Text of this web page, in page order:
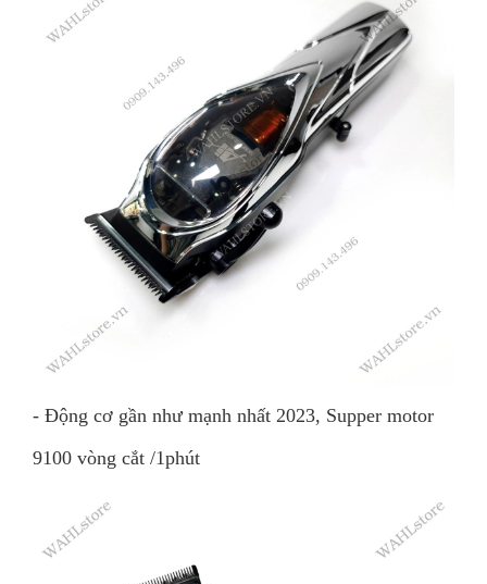
- Động cơ gần như mạnh nhất 2023, Supper motor
9100 vòng cắt /1phút